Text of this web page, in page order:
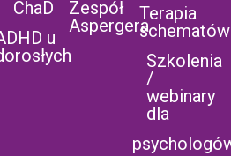
ChaD
u
Zespół
Aspergera
Terapia
schematów
Szkolenia
/
webinary
dla